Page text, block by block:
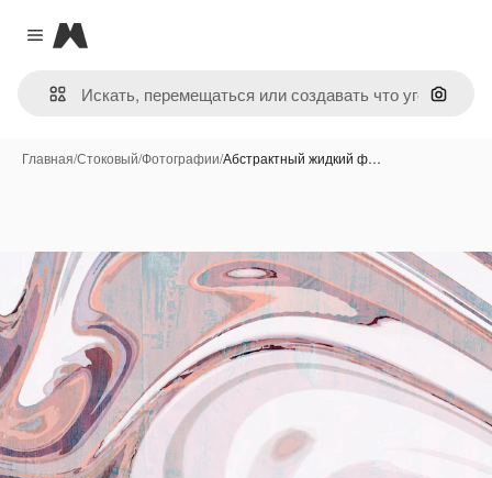
Close menu
Magnific
Поиск
Главная/Стоковый/Фотографии/Абстрактный жидкий ф…